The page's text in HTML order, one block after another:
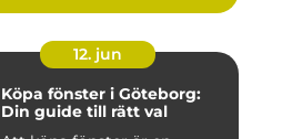
12. jun
Köpa fönster i Göteborg:
Din guide till rätt val